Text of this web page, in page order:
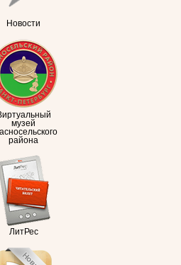
Новости
музей
района
ЛитРес